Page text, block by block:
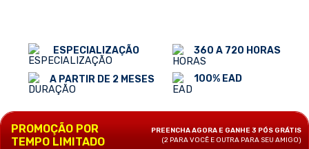
ESPECIALIZAÇÃO
A PARTIR DE 2 MESES
360 A 720 HORAS
100% EAD
PROMOÇÃO POR
TEMPO LIMITADO
PREENCHA AGORA E GANHE 3 PÓS GRÁTIS
(2 PARA VOCÊ E OUTRA PARA SEU AMIGO)